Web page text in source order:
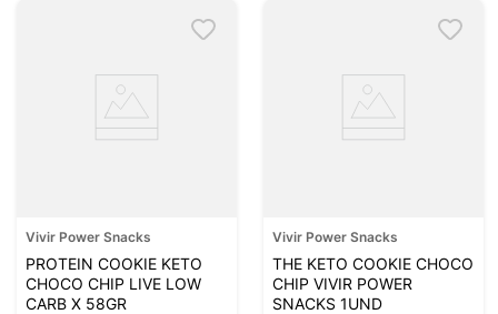
Vivir Power Snacks
PROTEIN COOKIE KETO
CHOCO CHIP LIVE LOW
CARB X 58GR
Vivir Power Snacks
THE KETO COOKIE CHOCO
CHIP VIVIR POWER
SNACKS 1UND